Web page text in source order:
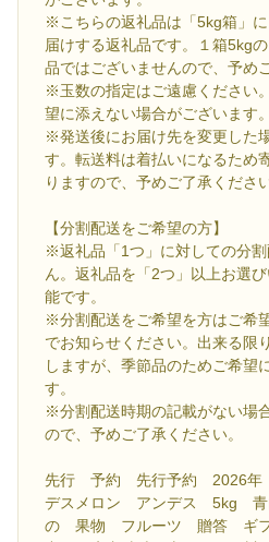
※こちらの返礼品は「5kg箱」
届けする返礼品です。１箱5kg
品ではございませんので、予め
※玉数の指定はご遠慮ください
望に添えない場合がございます
※発送後にお届け先を変更した
す。転送料は着払いになるため
りますので、予めご了承ください
【分割配送をご希望の方】
※返礼品「1つ」に対しての分
ん。返礼品を「2つ」以上お選
能です。
※分割配送をご希望を方はご希
でお知らせください。出来る限
しますが、季節品のためご希望
す。
※分割配送時期の記載がない場
ので、予めご了承ください。
先行 予約 先行予約 2026
デスメロン アンデス 5kg
の 果物 フルーツ 贈答 ギ